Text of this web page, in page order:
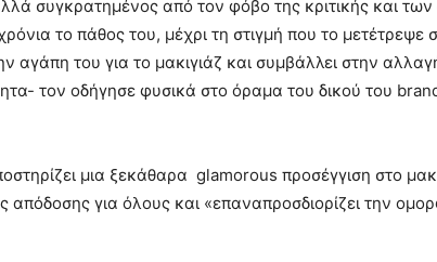
συγκρατημένος από τον φόβο της κριτικής και
το πάθος του, μέχρι τη στιγμή που το μετέτρεψε
αγάπη του για το μακιγιάζ και συμβάλλει στην
τον οδήγησε φυσικά στο όραμα του δικού του
μια ξεκάθαρα glamorous προσέγγιση στο
για όλους και «επαναπροσδιορίζει την